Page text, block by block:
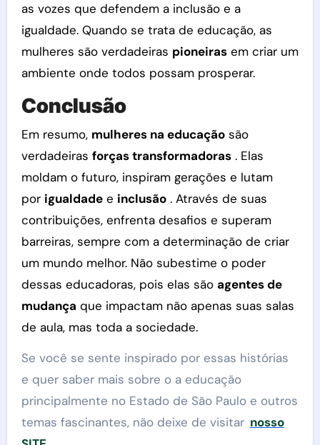
as vozes que defendem a inclusão e a
igualdade. Quando se trata de educação, as
mulheres são verdadeiras pioneirasem criar um
ambiente onde todos possam prosperar.
Conclusão
Em resumo, mulheres na educaçãosão
verdadeiras forças transformadoras. Elas
moldam o futuro, inspiram gerações e lutam
por igualdadee inclusão. Através de suas
contribuições, enfrenta desafios e superam
barreiras, sempre com a determinação de criar
um mundo melhor. Não subestime o poder
dessas educadoras, pois elas são agentes de
mudança que impactam não apenas suas salas
de aula, mas toda a sociedade.
Se você se sente inspirado por essas histórias
e quer saber mais sobre o a educação
principalmente no Estado de São Paulo e outros
temas fascinantes, não deixe de visitar nosso